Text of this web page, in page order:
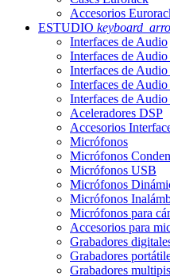
Accesorios
ESTUDIO
Interfaces de Audio
Interfaces de
Interfaces de
Interfaces de
Interfaces de
Aceleradores DSP
Accesorios
Micrófonos
Micrófonos
Micrófonos USB
Micrófonos
Micrófonos
Micrófonos para
Accesorios para
Grabadores
Grabadores
Grabadores